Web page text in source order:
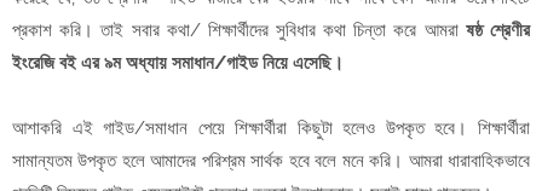
প্রকাশ করি। তাই সবার কথা/ শিক্ষার্থীদের সুবিধার কথা চিন্তা করে আমরা ষষ্ঠ শ্রেণীর
ইংরেজি বই এর ৯ম অধ্যায় সমাধান/গাইড নিয়ে এসেছি।
আশাকরি এই গাইড/সমাধান পেয়ে শিক্ষার্থীরা কিছুটা হলেও উপকৃত হবে। শিক্ষার্থীরা
সামান্যতম উপকৃত হলে আমাদের পরিশ্রম সার্থক হবে বলে মনে করি। আমরা ধারাবাহিকভাবে